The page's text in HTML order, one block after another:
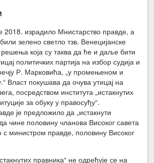
2018. израдило Мнистарство правде, а
зелено светло тзв. Венецијанске
која су таква да ће и даље бити
политичких партија на избор судија и
Р. Марковића, „у промењеном и
Власт покушава да очува утицај на
посредством института „истакнутих
за обуку у правосуђу“.
је предложило да „истакнути
чине половину чланова Високог савета
с министром правде, половину Високог
правника“ не одређује се на